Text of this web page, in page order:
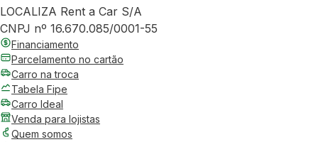
LOCALIZA Rent a Car S/A
CNPJ nº 16.670.085/0001-55
Financiamento
Parcelamento no cartão
Carro na troca
Tabela Fipe
Carro Ideal
Venda para lojistas
Quem somos